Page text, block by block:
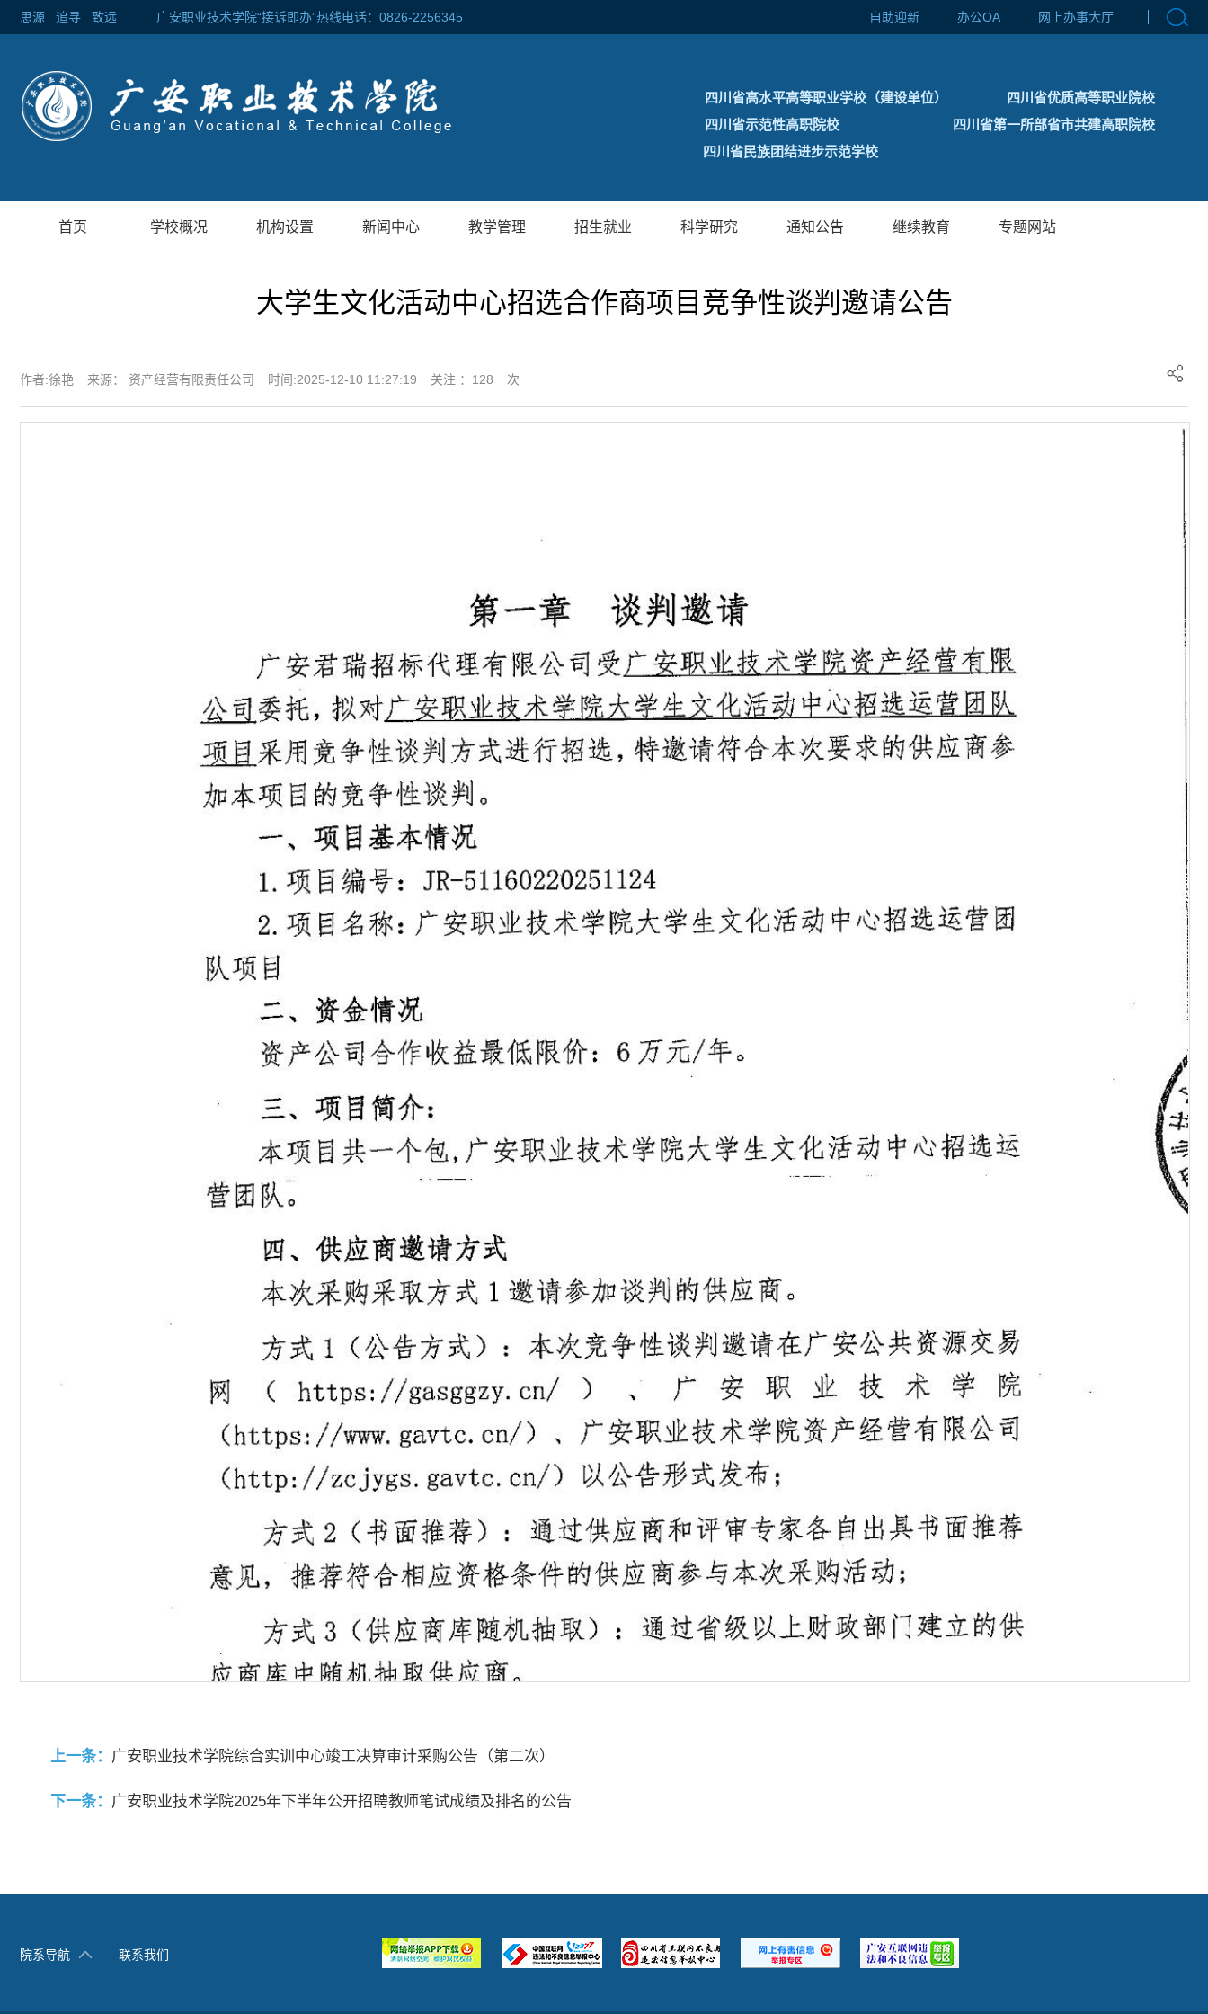
思源 追寻 致远 广安职业技术学院“接诉即办”热线电话：0826-2256345 自助迎新 办公OA 网上办事大厅
四川省高水平高等职业学校（建设单位）
四川省优质高等职业院校
四川省示范性高职院校
四川省第一所部省市共建高职院校
四川省民族团结进步示范学校
首页 学校概况 机构设置 新闻中心 教学管理 招生就业 科学研究 通知公告 继续教育 专题网站
大学生文化活动中心招选合作商项目竞争性谈判邀请公告
作者:徐艳 来源： 资产经营有限责任公司 时间:2025-12-10 11:27:19 关注 ： 128 次
上一条： 广安职业技术学院综合实训中心竣工决算审计采购公告（第二次）
下一条： 广安职业技术学院2025年下半年公开招聘教师笔试成绩及排名的公告
院系导航 联系我们